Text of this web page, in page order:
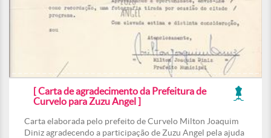
[ Carta de agradecimento da Prefeitura de
Curvelo para Zuzu Angel ]
Carta elaborada pelo prefeito de Curvelo Milton Joaquim
Diniz agradecendo a participação de Zuzu Angel pela ajuda